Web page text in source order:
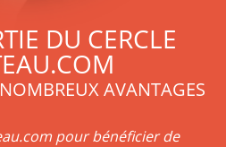
DU CERCLE
AVANTAGES
pour bénéficier de